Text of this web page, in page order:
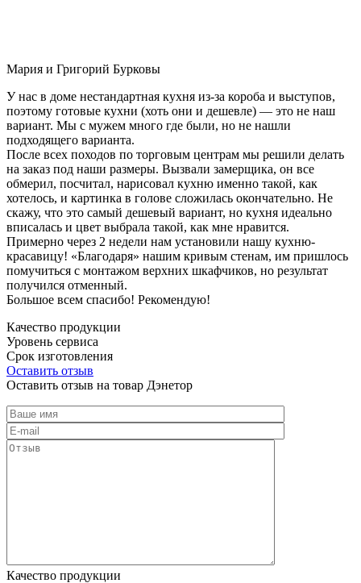
Мария и Григорий Бурковы
У нас в доме нестандартная кухня из-за короба и выступов,
поэтому готовые кухни (хоть они и дешевле) — это не наш
вариант. Мы с мужем много где были, но не нашли
подходящего варианта.
После всех походов по торговым центрам мы решили делать
на заказ под наши размеры. Вызвали замерщика, он все
обмерил, посчитал, нарисовал кухню именно такой, как
хотелось, и картинка в голове сложилась окончательно. Не
скажу, что это самый дешевый вариант, но кухня идеально
вписалась и цвет выбрала такой, как мне нравится.
Примерно через 2 недели нам установили нашу кухню-
красавицу! «Благодаря» нашим кривым стенам, им пришлось
помучиться с монтажом верхних шкафчиков, но результат
получился отменный.
Большое всем спасибо! Рекомендую!
Качество продукции
Уровень сервиса
Срок изготовления
Оставить отзыв
Оставить отзыв на товар Дэнетор
Качество продукции